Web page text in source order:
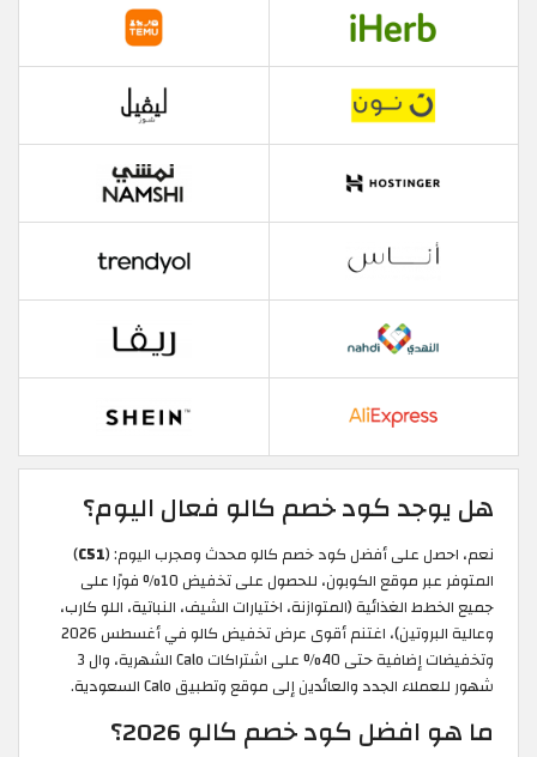
هل يوجد كود خصم كالو فعال اليوم؟
نعم، احصل على أفضل كود خصم كالو محدث ومجرب اليوم: (C51
)
المتوفر عبر موقع الكوبون، للحصول على تخفيض 10% فورًا على
جميع الخطط الغذائية (المتوازنة، اختيارات الشيف، النباتية، اللو كارب،
وعالية البروتين)، اغتنم أقوى عرض تخفيض كالو في أغسطس 2026
وتخفيضات إضافية حتى 40% على اشتراكات Calo الشهرية، وال 3
شهور للعملاء الجدد والعائدين إلى موقع وتطبيق Calo السعودية.
ما هو افضل كود خصم كالو 2026؟